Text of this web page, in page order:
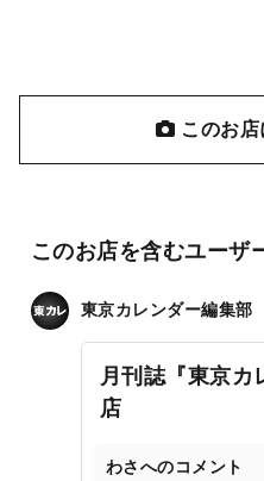
このお
このお店を含むユーザ
東京カレンダー編集部
月刊誌『東京カ
店
わさへのコメント